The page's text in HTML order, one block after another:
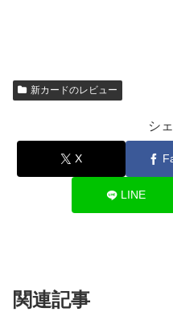
新カードのレビュー
シ
X
LINE
関連記事